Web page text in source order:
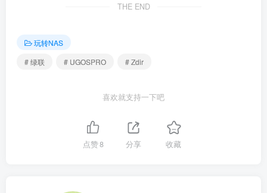
THE END
玩转NAS
# 绿联
# UGOSPRO # Zdir
喜欢就支持一下吧
点赞8 分享 收藏